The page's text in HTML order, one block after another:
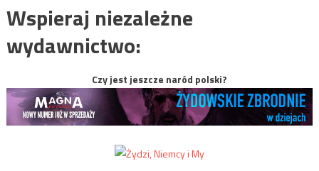
Wspieraj niezależne
wydawnictwo:
Czy jest jeszcze naród polski?